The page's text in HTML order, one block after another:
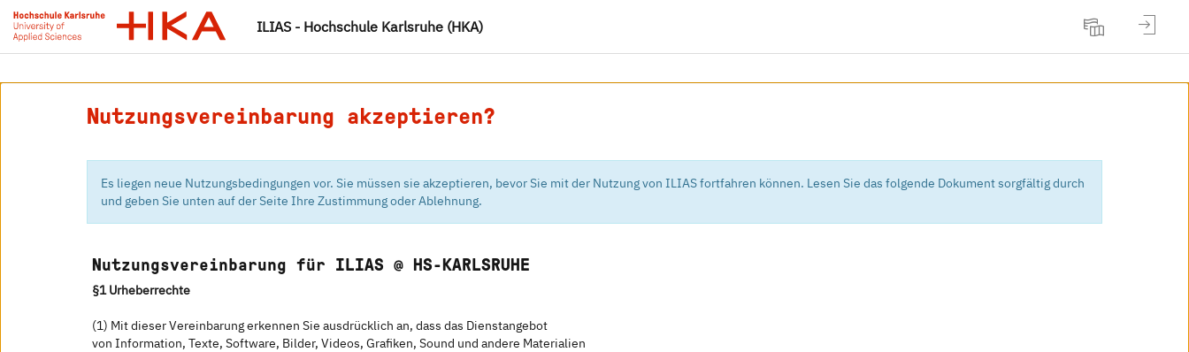
ILIAS - Hochschule Karlsruhe (HKA)
Nutzungsvereinbarung akzeptieren?
Es liegen neue Nutzungsbedingungen vor. Sie müssen sie akzeptieren, bevor Sie mit der Nutzung von ILIAS fortfahren können. Lesen Sie das folgende Dokument sorgfältig durch
und geben Sie unten auf der Seite Ihre Zustimmung oder Ablehnung.
Nutzungsvereinbarung für ILIAS @ HS-KARLSRUHE
§1 Urheberrechte
(1) Mit dieser Vereinbarung erkennen Sie ausdrücklich an, dass das Dienstangebot
von Information, Texte, Software, Bilder, Videos, Grafiken, Sound und andere Materialien